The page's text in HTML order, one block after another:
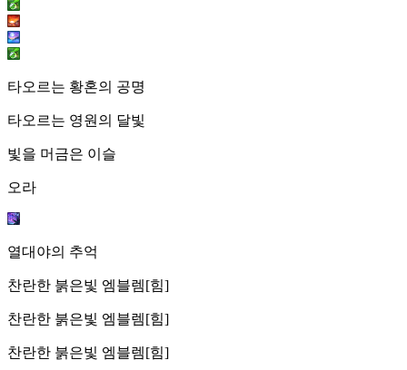
타오르는 황혼의 공명
타오르는 영원의 달빛
빛을 머금은 이슬
오라
열대야의 추억
찬란한 붉은빛 엠블렘[힘]
찬란한 붉은빛 엠블렘[힘]
찬란한 붉은빛 엠블렘[힘]